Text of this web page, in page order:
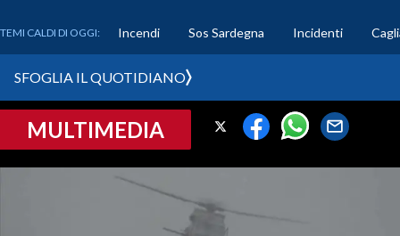
CRONACA SARDEGNA
PROVINCIA DI CAGLIARI
TEMI CALDI DI OGGI: Incendi Sos Sardegna Incidenti
SFOGLIA IL QUOTIDIANO
MULTIMEDIA